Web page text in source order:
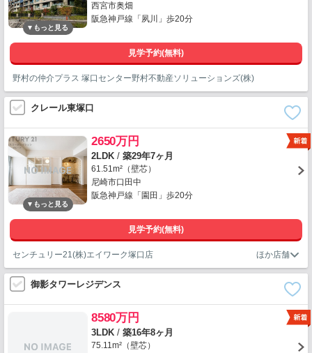
西宮市奥畑
阪急神戸線「夙川」歩20分
見学予約(無料)
野村の仲介プラス 塚口センター野村不動産ソリューションズ(株)
クレール東塚口
2650万円
2LDK / 築29年7ヶ月
61.51m²（壁芯）
尼崎市口田中
阪急神戸線「園田」歩20分
見学予約(無料)
センチュリー21(株)エイワーク塚口店
御影タワーレジデンス
8580万円
3LDK / 築16年8ヶ月
75.11m²（壁芯）